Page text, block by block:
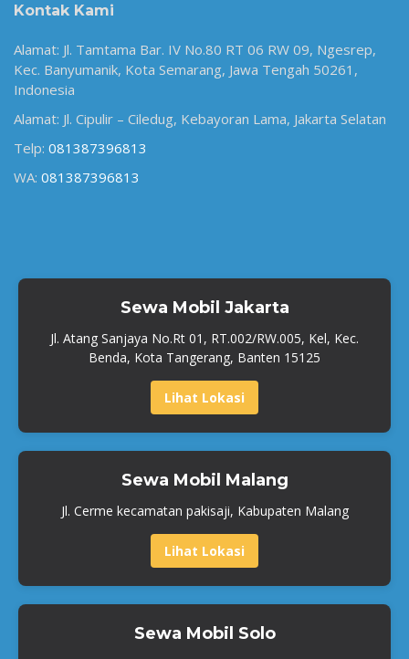
Kontak Kami
Alamat: Jl. Tamtama Bar. IV No.80 RT 06 RW 09, Ngesrep,
Kec. Banyumanik, Kota Semarang, Jawa Tengah 50261,
Indonesia
Alamat: Jl. Cipulir – Ciledug, Kebayoran Lama, Jakarta Selatan
Telp: 081387396813
WA: 081387396813
Sewa Mobil Jakarta
Jl. Atang Sanjaya No.Rt 01, RT.002/RW.005, Kel, Kec.
Benda, Kota Tangerang, Banten 15125
Lihat Lokasi
Sewa Mobil Malang
Jl. Cerme kecamatan pakisaji, Kabupaten Malang
Lihat Lokasi
Sewa Mobil Solo